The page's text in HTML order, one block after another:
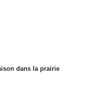
dans la prairie